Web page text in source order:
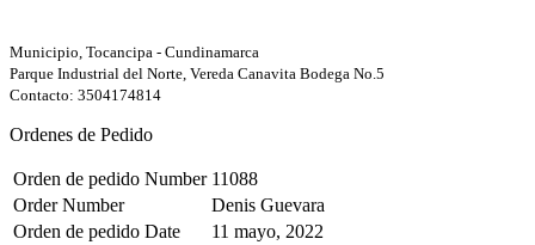
Municipio, Tocancipa - Cundinamarca
Parque Industrial del Norte, Vereda Canavita Bodega No.5
Contacto: 3504174814
Ordenes de Pedido
Orden de pedido Number 11088
Order Number
Denis Guevara
Orden de pedido Date
11 mayo, 2022